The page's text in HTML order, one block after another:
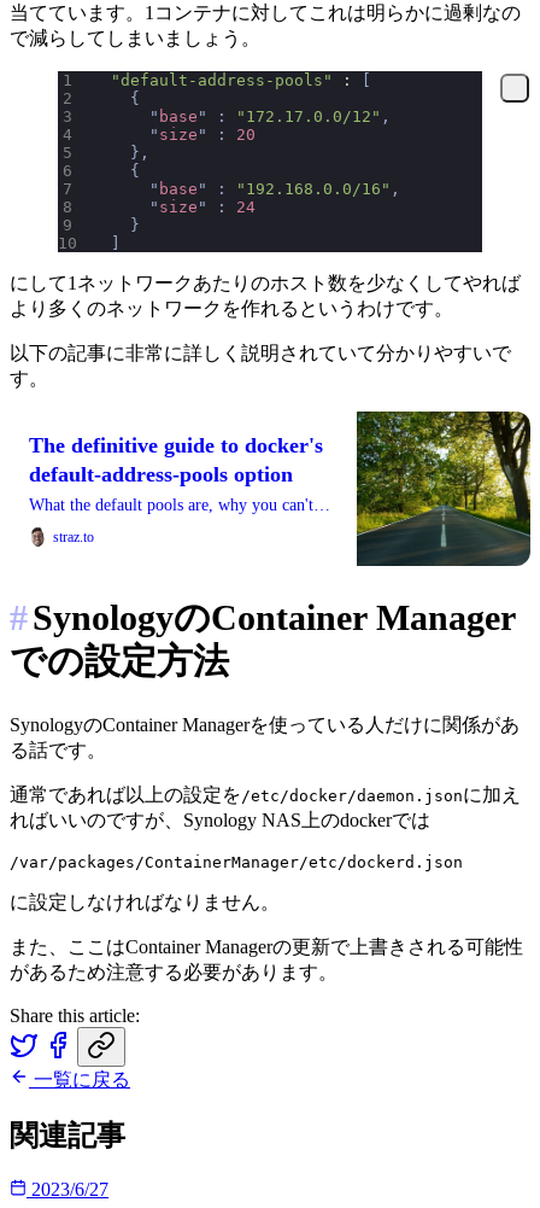
当てています。1コンテナに対してこれは明らかに過剰なの
で減らしてしまいましょう。
  "default-address-pools"
:
    {
      "
base " : "172.17.0.0/12" ,
      "
size " :
20
    },
    {
      "
base " : "192.168.0.0/16" ,
      "
size " :
24
    }
にして1ネットワークあたりのホスト数を少なくしてやれば
より多くのネットワークを作れるというわけです。
以下の記事に非常に詳しく説明されていて分かりやすいで
す。
The definitive guide to docker's
default-address-pools option
What the default pools are, why you can't
make more than 31 bridge networks, & how
straz.to
#SynologyのContainer Manager
での設定方法
SynologyのContainer Managerを使っている人だけに関係があ
る話です。
通常であれば以上の設定を /etc/docker/daemon.jsonに加え
ればいいのですが、Synology NAS上のdockerでは
に設定しなければなりません。
また、ここはContainer Managerの更新で上書きされる可能性
があるため注意する必要があります。
Share this article:
一覧に戻る
関連記事
2023/6/27